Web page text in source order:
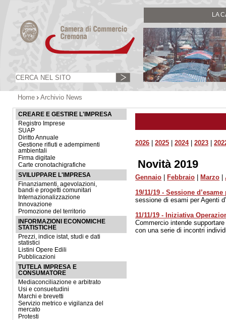
LA
Home Archivio News
CREARE E GESTIRE L'IMPRESA
Registro Imprese
SUAP
Diritto Annuale
Gestione rifiuti e adempimenti
ambientali
Firma digitale
Carte cronotachigrafiche
SVILUPPARE L'IMPRESA
Finanziamenti, agevolazioni,
bandi e progetti comunitari
Internazionalizzazione
Innovazione
Promozione del territorio
INFORMAZIONI ECONOMICHE
STATISTICHE
Prezzi, indice istat, studi e dati
statistici
Listini Opere Edili
Pubblicazioni
TUTELA IMPRESA E
CONSUMATORE
Mediaconciliazione e arbitrato
Usi e consuetudini
Marchi e brevetti
Servizio metrico e vigilanza del
mercato
Protesti
2026 |2025 |2024|2023 |
Novità 2019
Gennaio Febbraio Marzo |
19/11/19 - Sessione
sessione di esami per Agenti
11/11/19 - Iniziativa
Commercio intende
con una serie di incontri